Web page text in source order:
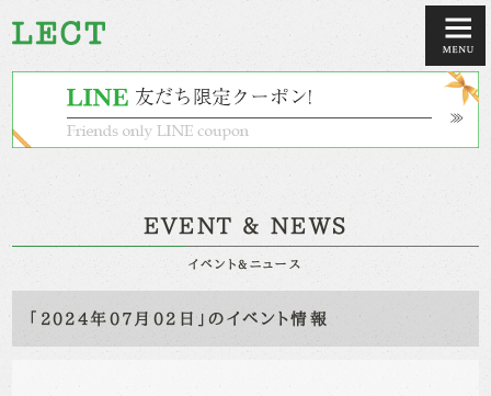
EVENT & NEWS
イベント&ニュース
「2024年07月02日」のイベント情報